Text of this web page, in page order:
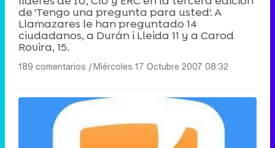
de 'Tengo una pregunta para usted'. A
Llamazares le han preguntado 14
ciudadanos, a Durán i Lleida 11 y a Carod
Rovira, 15.
189 comentarios |Miércoles 17 Octubre 2007 08:32